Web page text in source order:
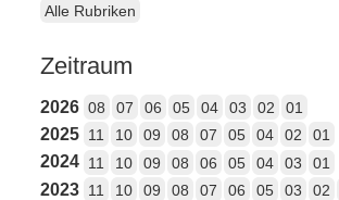
Alle Rubriken
Zeitraum
2026 08 07 06 05 04 03 02 01
2025 11 10 09 08 07 05 04 02 01
2024 11 10 09 08 06 05 04 03 01
2023 11 10 09 08 07 06 05 03 02